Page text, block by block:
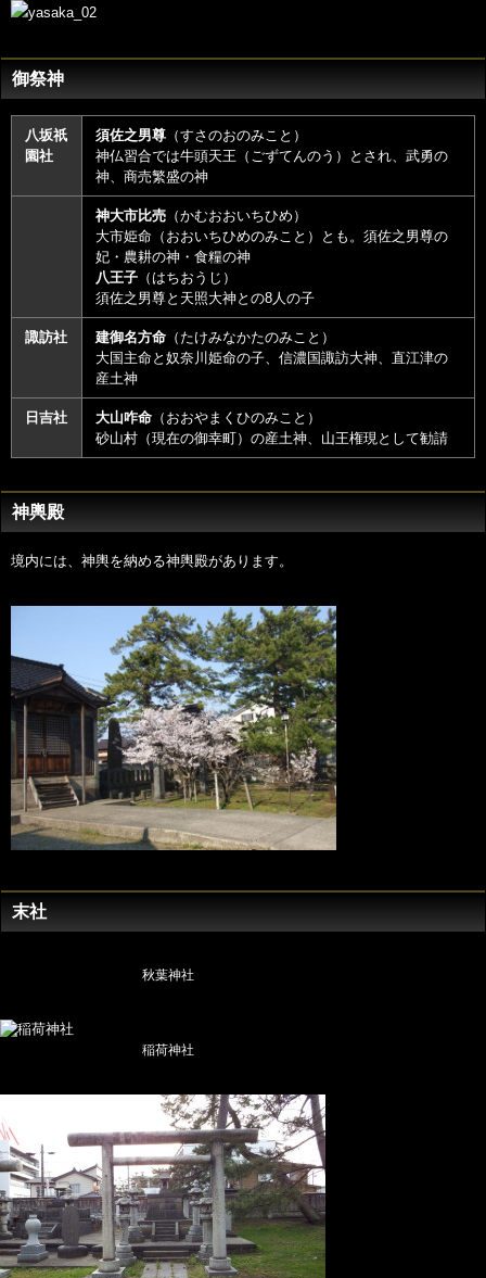
御祭神
八坂祇
園社
須佐之男尊 （すさのおのみこと）
神仏習合では牛頭天王（ごずてんのう）とされ、武勇の
神、商売繁盛の神
神大市比売 （かむおおいちひめ）
大市姫命（おおいちひめのみこと）とも。須佐之男尊の
妃・農耕の神・食糧の神
八王子 （はちおうじ）
須佐之男尊と天照大神との8人の子
諏訪社 建御名方命 （たけみなかたのみこと）
大国主命と奴奈川姫命の子、信濃国諏訪大神、直江津の
産土神
日吉社 大山咋命 （おおやまくひのみこと）
砂山村（現在の御幸町）の産土神、山王権現として勧請
神輿殿
境内には、神輿を納める神輿殿があります。
末社
秋葉神社
稲荷神社